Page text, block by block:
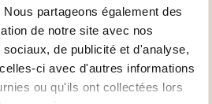
partageons également des
de notre site avec nos
de publicité et d'analyse,
ci avec d'autres informations
ou qu'ils ont collectées lors
contacter